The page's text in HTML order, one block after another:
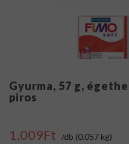
Gyurma, 57 g,
piros
1,009Ft /db (0.057 kg)